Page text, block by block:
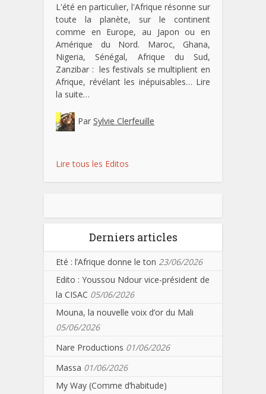
L'été en particulier, l'Afrique résonne sur
toute la planète, sur le continent
comme en Europe, au Japon ou en
Amérique du Nord. Maroc, Ghana,
Nigeria, Sénégal, Afrique du Sud,
Zanzibar : les festivals se multiplient en
Afrique, révélant les inépuisables… Lire
la suite…
Par Sylvie Clerfeuille
Lire tous les Editos
Derniers articles
Eté : l’Afrique donne le ton 23/06/2026
Edito : Youssou Ndour vice-président de
la CISAC 05/06/2026
Mouna, la nouvelle voix d’or du Mali
05/06/2026
Nare Productions 01/06/2026
Massa 01/06/2026
My Way (Comme d’habitude)